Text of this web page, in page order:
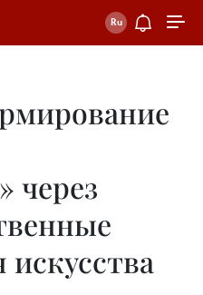
через
искусства